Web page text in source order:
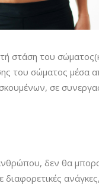
του
του σώματος μέσα
σε
δεν θα